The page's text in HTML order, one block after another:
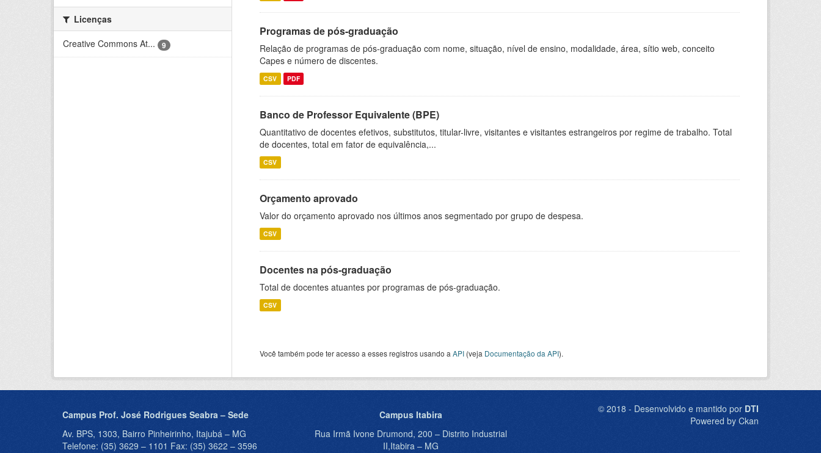
Licenças
Creative Commons At...
9
Programas de pós-graduação
Relação de programas de pós-graduação com nome, situação, nível de ensino, modalidade, área, sítio web, conceito
Capes e número de discentes.
CSV PDF
Banco de Professor Equivalente (BPE)
Quantitativo de docentes efetivos, substitutos, titular-livre, visitantes e visitantes estrangeiros por regime de trabalho. Total
de docentes, total em fator de equivalência,...
CSV
Orçamento aprovado
Valor do orçamento aprovado nos últimos anos segmentado por grupo de despesa.
CSV
Docentes na pós-graduação
Total de docentes atuantes por programas de pós-graduação.
CSV
Você também pode ter acesso a esses registros usando a API (veja Documentação da API).
Campus Prof. José Rodrigues Seabra – Sede
Av. BPS, 1303, Bairro Pinheirinho, Itajubá – MG
Telefone: (35) 3629 – 1101 Fax: (35) 3622 – 3596
Campus Itabira
Rua Irmã Ivone Drumond, 200 – Distrito Industrial
II,Itabira – MG
© 2018 - Desenvolvido e mantido por DTI
Powered by Ckan